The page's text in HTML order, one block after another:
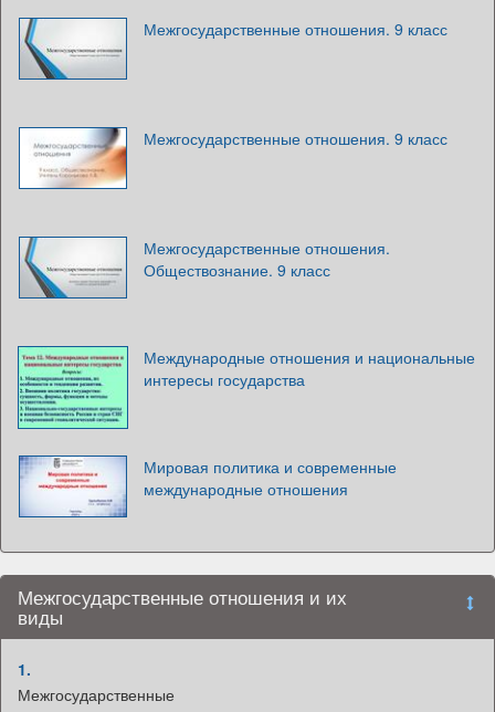
Межгосударственные отношения. 9 класс
Межгосударственные отношения. 9 класс
Межгосударственные отношения.
Обществознание. 9 класс
Международные отношения и национальные
интересы государства
Мировая политика и современные
международные отношения
Межгосударственные отношения и их
виды
1.
Межгосударственные